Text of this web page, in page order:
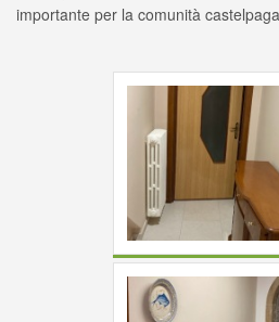
importante per la comunità